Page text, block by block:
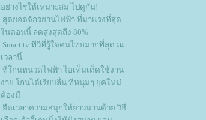
อย่างไรให้เหมาะสม ไปดูกัน!
สุดยอดจักรยานไฟฟ้า ที่มาแรงที่สุด
นตอนนี้ ลดสูงสุดถึง 80%
Smart tv ทีวีที่รู้ใจคนไทยมากที่สุด ณ
เวลานี้
ที่โกนหนวดไฟฟ้า ไอเท็มเด็ดใช้งาน
ง่าย โกนได้เรียบลื่น ที่หนุ่มๆ ยุคใหม่
ต้องมี
ืดเวลาความสนุกให้ยาวนานด้วย วิธี